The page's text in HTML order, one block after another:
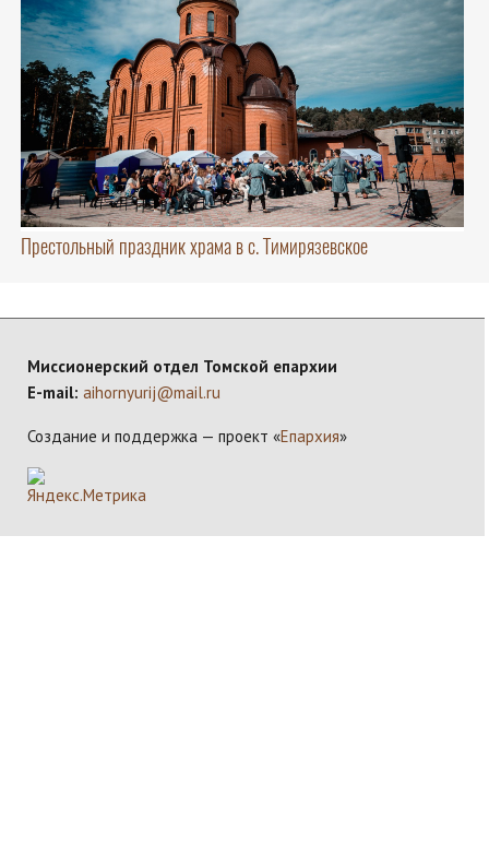
Престольный праздник храма в с. Тимирязевское
Миссионерский отдел Томской епархии
E-mail: aihornyurij@mail.ru
Создание и поддержка — проект «Епархия»